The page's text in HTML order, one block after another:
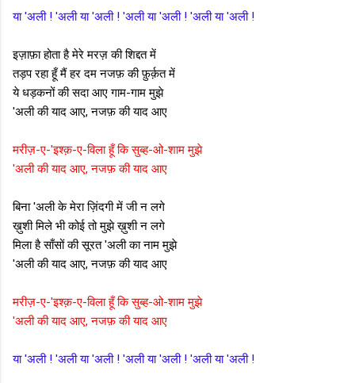
या 'अली ! 'अली या 'अली ! 'अली या 'अली ! 'अली या 'अली !
इज़ाफ़ा होता है मेरे मरज़ की शिद्दत में
तड़प रहा हूँ मैं हर दम नजफ़ की फ़ुर्क़त में
ये धड़कनों की सदा आए गाम-गाम मुझे
'अली की याद आए, नजफ़ की याद आए
मरीज़-ए-'इश्क़-ए-विला हूँ कि सुब्ह-ओ-शाम मुझे
'अली की याद आए, नजफ़ की याद आए
बिना 'अली के मेरा ज़िंदगी में जी न लगे
ख़ुशी मिले भी कोई तो मुझे ख़ुशी न लगे
मिला है साँसों की सूरत 'अली का नाम मुझे
'अली की याद आए, नजफ़ की याद आए
मरीज़-ए-'इश्क़-ए-विला हूँ कि सुब्ह-ओ-शाम मुझे
'अली की याद आए, नजफ़ की याद आए
या 'अली ! 'अली या 'अली ! 'अली या 'अली ! 'अली या 'अली !